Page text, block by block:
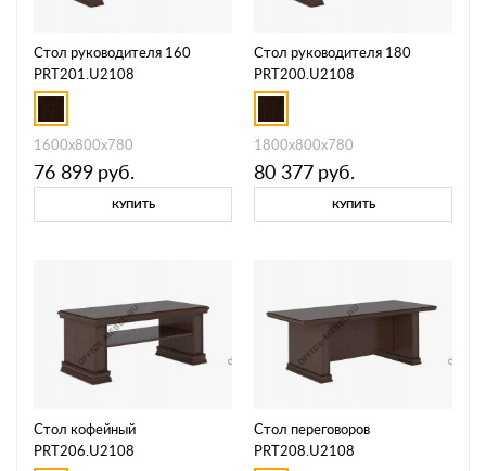
Стол руководителя 160
PRT201.U2108
1600х800х780
76 899 руб.
КУПИТЬ
Стол руководителя 180
PRT200.U2108
1800х800х780
80 377 руб.
КУПИТЬ
Стол кофейный
PRT206.U2108
Стол переговоров
PRT208.U2108